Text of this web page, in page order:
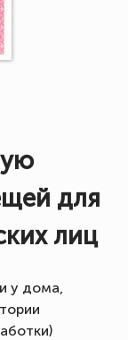
для
лиц
у дома,